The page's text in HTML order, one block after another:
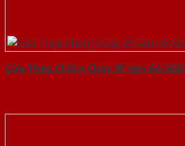
Cửa Thép Chống Cháy 2P van Gỗ-SGD